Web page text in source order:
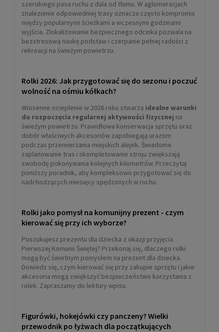
szerokiego pasa ruchu z dala od tłumu. W aglomeracjach
znalezienie odpowiedniej trasy oznacza często kompromis
między popularnymi ścieżkami a wczesnymi godzinami
wyjścia. Zlokalizowanie bezpiecznego odcinka pozwala na
bezstresową naukę podstaw i czerpanie pełnej radości z
rekreacji na świeżym powietrzu.
Rolki 2026: Jak przygotować się do sezonu i poczuć
wolność na ośmiu kółkach?
Wiosenne ocieplenie w 2026 roku stwarza idealne warunki
do rozpoczęcia regularnej aktywności fizycznej na
świeżym powietrzu. Prawidłowa konserwacja sprzętu oraz
dobór właściwych akcesoriów zapobiegają urazom
podczas przemierzania miejskich alejek. Świadome
zaplanowanie tras i skompletowanie stroju zwiększają
swobodę pokonywania kolejnych kilometrów. Przeczytaj
poniższy poradnik, aby kompleksowo przygotować się do
nadchodzących miesięcy spędzonych w ruchu.
Rolki jako pomysł na komunijny prezent - czym
kierować się przy ich wyborze?
Poszukujesz prezentu dla dziecka z okazji przyjęcia
Pierwszej Komunii Świętej? Przekonaj się, dlaczego rolki
mogą być świetnym pomysłem na prezent dla dziecka.
Dowiedz się, czym kierować się przy zakupie sprzętu i jakie
akcesoria mogą zwiększyć bezpieczeństwo korzystania z
rolek. Zapraszamy do lektury wpisu.
Figurówki, hokejówki czy panczeny? Wielki
przewodnik po łyżwach dla początkujących